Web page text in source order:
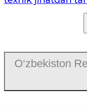
O‘zbekiston